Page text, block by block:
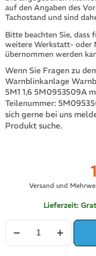
auf den Angaben des
Tachostand und sind
Bitte beachten Sie, dass
weitere Werkstatt- oder
übernommen werden
Wenn Sie Fragen zu
Warnblinkanlage
5M1 1,6 5M0953509A
Teilenummer:
sich gerne bei uns
Produkt suche.
Versand und
Lieferzeit:
Schalter
Warnblinkanlage
Warnblinkschalter